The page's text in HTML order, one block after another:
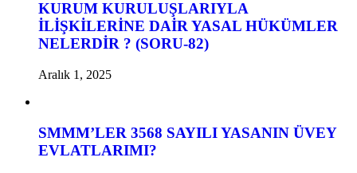
KURUM KURULUŞLARIYLA
İLİŞKİLERİNE DAİR YASAL HÜKÜMLER
NELERDİR ? (SORU-82)
Aralık 1, 2025
SMMM’LER 3568 SAYILI YASANIN ÜVEY
EVLATLARIMI?